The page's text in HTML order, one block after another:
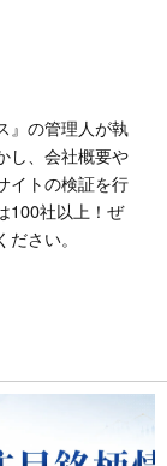
』の管理人が執
し、会社概要や
イトの検証を行
100社以上！ぜ
さい。